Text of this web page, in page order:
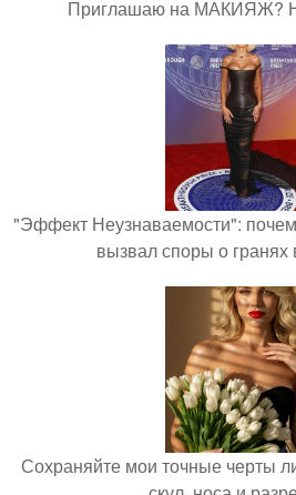
Приглашаю на МАКИЯЖ?
"Эффект Неузнаваемости":
вызвал споры о гранях
Сохраняйте мои точные черты